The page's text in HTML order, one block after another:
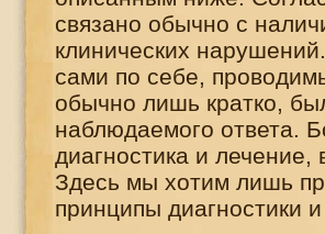
связано обычно с
клинических
сами по себе,
обычно лишь кратко,
наблюдаемого ответа.
диагностика и
Здесь мы хотим лишь
принципы диагностики